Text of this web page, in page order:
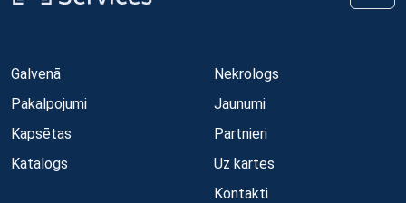
Galvenā
Pakalpojumi
Kapsētas
Katalogs
Nekrologs
Jaunumi
Partnieri
Uz kartes
Kontakti